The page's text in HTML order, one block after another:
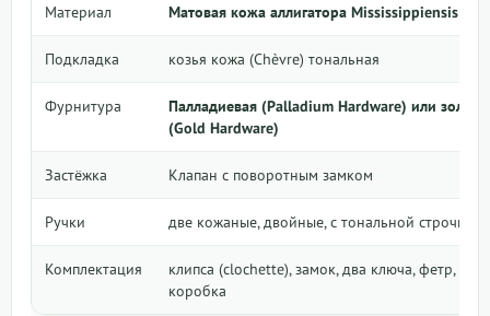
Материал Матовая кожа аллигатора Mississippiensis
Подкладка козья кожа (Chèvre) тональная
Фурнитура
Палладиевая (Palladium Hardware) или
(Gold Hardware)
Застёжка Клапан с поворотным замком
Ручки две кожаные, двойные, с тональной строчкой
Комплектация
клипса (clochette), замок, два ключа, фетр,
коробка